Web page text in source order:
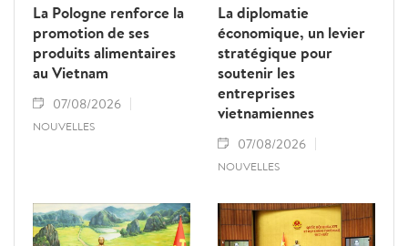
La Pologne renforce la
promotion de ses
produits alimentaires
au Vietnam
07/08/2026
NOUVELLES
La diplomatie
économique, un levier
stratégique pour
soutenir les
entreprises
vietnamiennes
07/08/2026
NOUVELLES